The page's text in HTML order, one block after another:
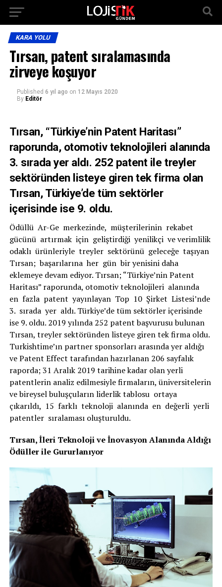
KARA YOLU
Tırsan, patent sıralamasında
zirveye koşuyor
Published 6 yıl ago on 12 Mayıs 2020
By Editör
Tırsan, “Türkiye’nin Patent Haritası”
raporunda, otomotiv teknolojileri alanında
3. sırada yer aldı. 252 patent ile treyler
sektöründen listeye giren tek firma olan
Tırsan, Türkiye’de tüm sektörler
içerisinde ise 9. oldu.
Ödüllü Ar-Ge merkezinde, müşterilerinin rekabet
gücünü artırmak için geliştirdiği yenilikçi ve verimlilik
odaklı ürünleriyle treyler sektörünü geleceğe taşıyan
Tırsan; başarılarına her gün bir yenisini daha
eklemeye devam ediyor. Tırsan; “Türkiye’nin Patent
Haritası” raporunda, otomotiv teknolojileri alanında
en fazla patent yayınlayan Top 10 Şirket Listesi’nde
3. sırada yer aldı. Türkiye’de tüm sektörler içerisinde
ise 9. oldu. 2019 yılında 252 patent başvurusu bulunan
Tırsan, treyler sektöründen listeye giren tek firma oldu.
Turkishtime’ın partner sponsorları arasında yer aldığı
ve Patent Effect tarafından hazırlanan 206 sayfalık
raporda; 31 Aralık 2019 tarihine kadar olan yerli
patentlerin analiz edilmesiyle firmaların, üniversitelerin
ve bireysel buluşçuların liderlik tablosu ortaya
çıkarıldı, 15 farklı teknoloji alanında en değerli yerli
patentler sıralaması oluşturuldu.
Tırsan, İleri Teknoloji ve İnovasyon Alanında Aldığı
Ödüller ile Gururlanıyor